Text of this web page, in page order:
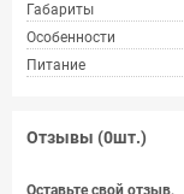
Габариты
Особенности
Питание
Отзывы (0шт.)